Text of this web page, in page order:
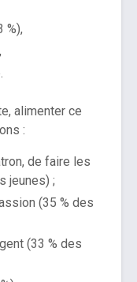
%),
alimenter ce
:
de faire les
jeunes) ;
(35 % des
(33 % des